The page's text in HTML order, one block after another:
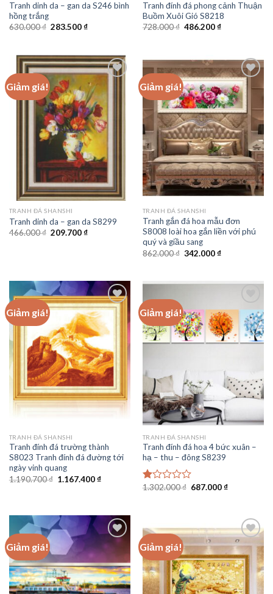
Tranh dinh da – gan da S246 bình
hồng trắng
630.000₫ Giá
283.500₫Giá
283.500 ₫.
Tranh đính đá phong cảnh Thuận
Buồm Xuôi Gió S8218
728.000₫ Giá
486.200₫Giá
486.200 ₫.
Giảm giá!
Add to
wishlist
TRANH ĐÁ SHANSHI
Tranh dinh da – gan da S8299
466.000₫ Giá
209.700₫Giá
Giảm giá!
Add to
wishlist
TRANH ĐÁ SHANSHI
Tranh gắn đá hoa mẫu đơn
S8008 loài hoa gắn liền với phú
quý và giầu sang
862.000₫ Giá
342.000₫Giá
342.000 ₫.
Giảm giá!
Add to
TRANH ĐÁ SHANSHI
Tranh đính đá trường thành
S8023 Tranh đính đá đường tới
ngày vinh quang
1.190.700₫ Giá
1.167.400₫Giá
Giảm giá!
Add to
wishlist
TRANH ĐÁ SHANSHI
Tranh đính đá hoa 4 bức xuân –
hạ – thu – đông S8239
Được
5
sao
1.302.000₫ Giá
687.000₫Giá
687.000 ₫.
Giảm giá!
Add to
wishlist
Giảm giá!
Add to
wishlist